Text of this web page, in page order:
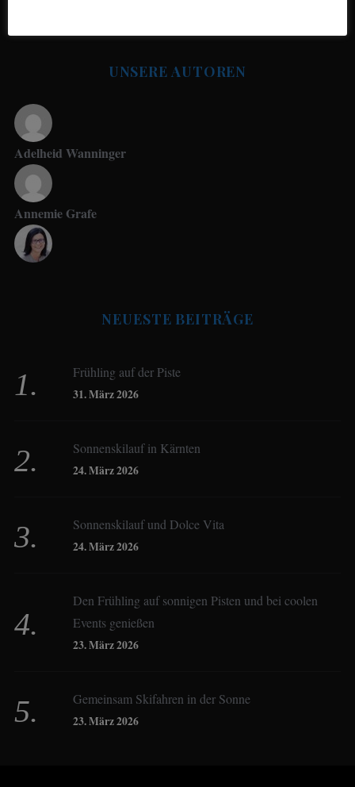
UNSERE AUTOREN
Adelheid Wanninger
Annemie Grafe
Birgit Werner
Christoph Schrahe
Derk Hoberg
Dominique Schroller
NEUESTE BEITRÄGE
Frühling auf der Piste
31. März 2026
Sonnenskilauf in Kärnten
24. März 2026
Sonnenskilauf und Dolce Vita
24. März 2026
Den Frühling auf sonnigen Pisten und bei coolen
Events genießen
23. März 2026
Gemeinsam Skifahren in der Sonne
23. März 2026